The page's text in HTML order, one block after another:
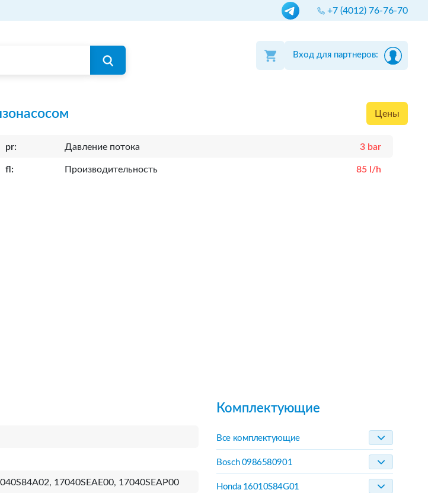
+7 (4012) 76-76-70
Вход для партнеров:
Цены
pr: Давление потока 3 bar
fl: Производительность 85 l/h
17040SEAE00, 17040SEAP00
Комплектующие
Все комплектующие
Bosch 0986580901
Honda 16010S84G01